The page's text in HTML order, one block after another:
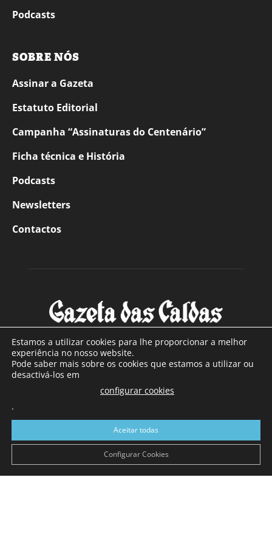
Podcasts
SOBRE NÓS
Assinar a Gazeta
Estatuto Editorial
Campanha “Assinaturas do Centenário”
Ficha técnica e História
Podcasts
Newsletters
Contactos
SOBRE NÓS
Com sede nas Caldas da Rainha e mais de 90 anos de
a sul de distrito de Leiria, com mais de 40.000 leitores por
toda a região Oeste. Jornal com distribuição em Portugal
Continental e assinatura online.
Estamos a utilizar cookies para lhe proporcionar a melhor
experiência no nosso website.
Pode saber mais sobre os cookies que estamos a utilizar ou
desactivá-los em
configurar cookies
.
Aceitar todas
Configurar Cookies